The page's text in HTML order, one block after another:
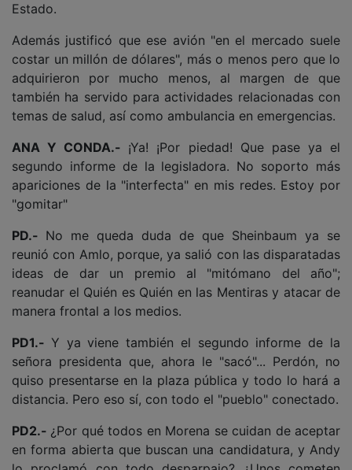
Estado.
Además justificó que ese avión "en el mercado suele
costar un millón de dólares", más o menos pero que lo
adquirieron por mucho menos, al margen de que
también ha servido para actividades relacionadas con
temas de salud, así como ambulancia en emergencias.
ANA Y CONDA.- ¡Ya! ¡Por piedad! Que pase ya el
segundo informe de la legisladora. No soporto más
apariciones de la "interfecta" en mis redes. Estoy por
"gomitar"
PD.- No me queda duda de que Sheinbaum ya se
reunió con Amlo, porque, ya salió con las disparatadas
ideas de dar un premio al "mitómano del año";
reanudar el Quién es Quién en las Mentiras y atacar de
manera frontal a los medios.
PD1.- Y ya viene también el segundo informe de la
señora presidenta que, ahora le "sacó"... Perdón, no
quiso presentarse en la plaza pública y todo lo hará a
distancia. Pero eso sí, con todo el "pueblo" conectado.
PD2.- ¿Por qué todos en Morena se cuidan de aceptar
en forma abierta que buscan una candidatura, y Andy